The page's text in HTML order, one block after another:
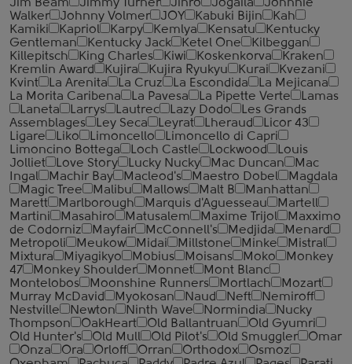
Jim Beam
Jimmy Turner Jinro Jogaila
Johnnie
Walker
Johnny Volmer JOY Kabuki Bijin
Kah
Kamiki
Kapriol Karpy Kemlya Kensatu
Kentucky
Gentleman
Kentucky Jack Ketel One
Kilbeggan
Killepitsch
King Charles Kiwi Koskenkorva
Kraken
Kremlin Award
Kujira Kujira Ryukyu Kurai
Kvezani
Kvint
La Arenita La Cruz La Escondida
La Mejicana
La Morita Caribena
La Pavesa La Pipette Verte
Lamas
Laneta
Larrys Lautrec Lazy Dodo
Les Grands
Assemblages
Ley Seca Leyrat Lheraud
Licor 43
Ligare
Liko Limoncello
Limoncello di Capri
Limoncino Bottega
Loch Castle Lockwood
Louis
Jolliet
Love Story Lucky Nucky Mac Duncan
Mac
Ingal
Machir Bay Macleod's Maestro Dobel
Magdala
Magic Tree
Malibu Mallows Malt B
Manhattan
Marett
Marlborough Marquis d'Aguesseau
Martell
Martini
Masahiro Matusalem Maxime Trijol
Maxximo
de Codorniz
Mayfair McConnell's Medjida
Menard
Metropoli
Meukow Midai Millstone Minke
Mistral
Mixtura
Miyagikyo Mobius Moisans Moko
Monkey
47
Monkey Shoulder Monnet
Mont Blanc
Montelobos
Moonshine Runners Mortlach
Mozart
Murray McDavid
Myokosan Naud Neft
Nemiroff
Nestville
Newton Ninth Wave Normindia
Nucky
Thompson
OakHeart Old Ballantruan
Old Gyumri
Old Hunter's
Old Mull Old Pilot's Old Smuggler
Omar
Onza
Ora Orloff Orran Orthodox
Osmoz